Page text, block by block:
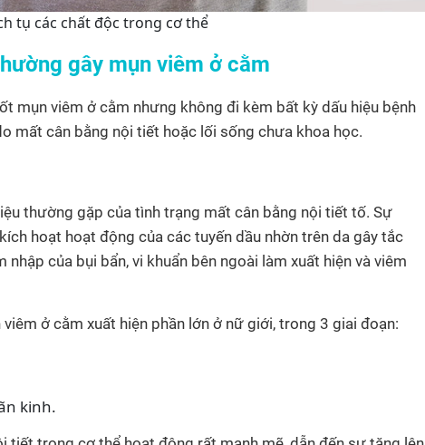
tụ các chất độc trong cơ thể
gây mụn viêm ở cằm
mụn viêm ở cằm nhưng không đi kèm bất kỳ dấu hiệu bệnh
mất cân bằng nội tiết hoặc lối sống chưa khoa học.
thường gặp của tình trạng mất cân bằng nội tiết tố. Sự
hoạt hoạt động của các tuyến dầu nhờn trên da gây tắc
nhập của bụi bẩn, vi khuẩn bên ngoài làm xuất hiện và viêm
ở cằm xuất hiện phần lớn ở nữ giới, trong 3 giai đoạn:
kinh.